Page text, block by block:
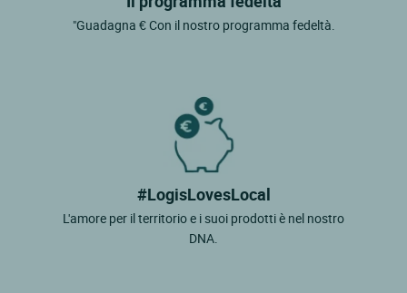
"Guadagna € Con il nostro programma fedeltà.
#LogisLovesLocal
L'amore per il territorio e i suoi prodotti è nel nostro
DNA.